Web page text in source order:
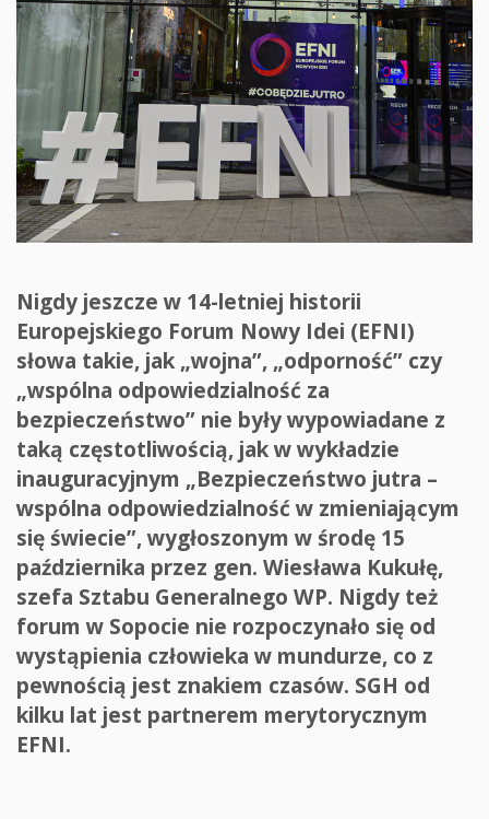
Nigdy jeszcze w 14-letniej historii
Europejskiego Forum Nowy Idei (EFNI)
słowa takie, jak „wojna”, „odporność” czy
„wspólna odpowiedzialność za
bezpieczeństwo” nie były wypowiadane z
taką częstotliwością, jak w wykładzie
inauguracyjnym „Bezpieczeństwo jutra –
wspólna odpowiedzialność w zmieniającym
się świecie”, wygłoszonym w środę 15
października przez gen. Wiesława Kukułę,
szefa Sztabu Generalnego WP. Nigdy też
forum w Sopocie nie rozpoczynało się od
wystąpienia człowieka w mundurze, co z
pewnością jest znakiem czasów. SGH od
kilku lat jest partnerem merytorycznym
EFNI.